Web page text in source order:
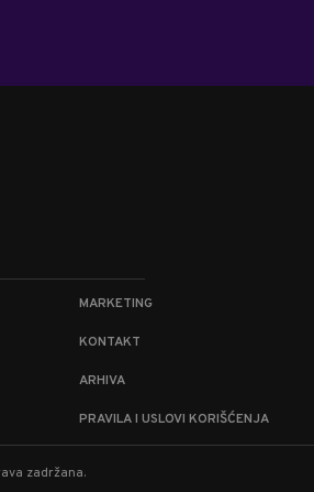
MARKETING
KONTAKT
ARHIVA
PRAVILA I USLOVI KORIŠĆENJA
zadržana.